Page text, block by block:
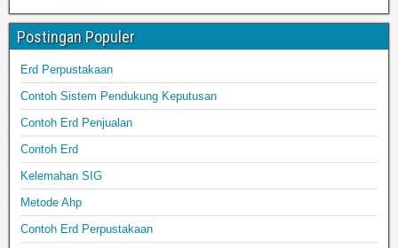
Postingan Populer
Erd Perpustakaan
Contoh Sistem Pendukung Keputusan
Contoh Erd Penjualan
Contoh Erd
Kelemahan SIG
Metode Ahp
Contoh Erd Perpustakaan